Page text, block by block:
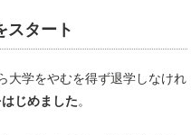
スタート
大学をやむを得ず退学しなけれ
じめました。